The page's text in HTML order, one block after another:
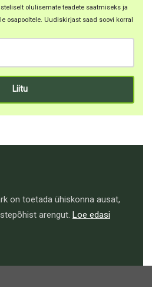
olulisemate teadete saatmiseks ja
osapooltele. Uudiskirjast saad soovi korral
on toetada ühiskonna ausat,
arengut. Loe edasi